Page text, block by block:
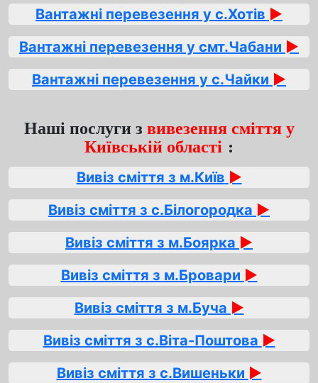
Вантажні перевезення у с.Хотів ►
Вантажні перевезення у смт.Чабани ►
Вантажні перевезення у с.Чайки ►
Наші послуги з вивезення сміття у
Київській області :
Вивіз сміття з м.Київ ►
Вивіз сміття з с.Білогородка ►
Вивіз сміття з м.Боярка ►
Вивіз сміття з м.Бровари ►
Вивіз сміття з м.Буча ►
Вивіз сміття з с.Віта-Поштова ►
Вивіз сміття з с.Вишеньки ►